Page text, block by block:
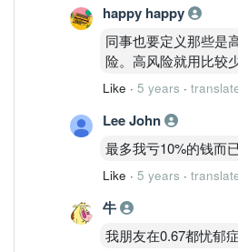
happy happy
同事也要定义那些是
险。高风险就用比较
Like · 5 years ·
Lee John
最多我亏10%的钱而已
Like · 5 years ·
牛
我朋友在0.67都忧郁症